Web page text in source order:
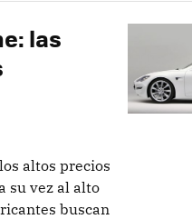
las
altos precios
su vez al alto
buscan